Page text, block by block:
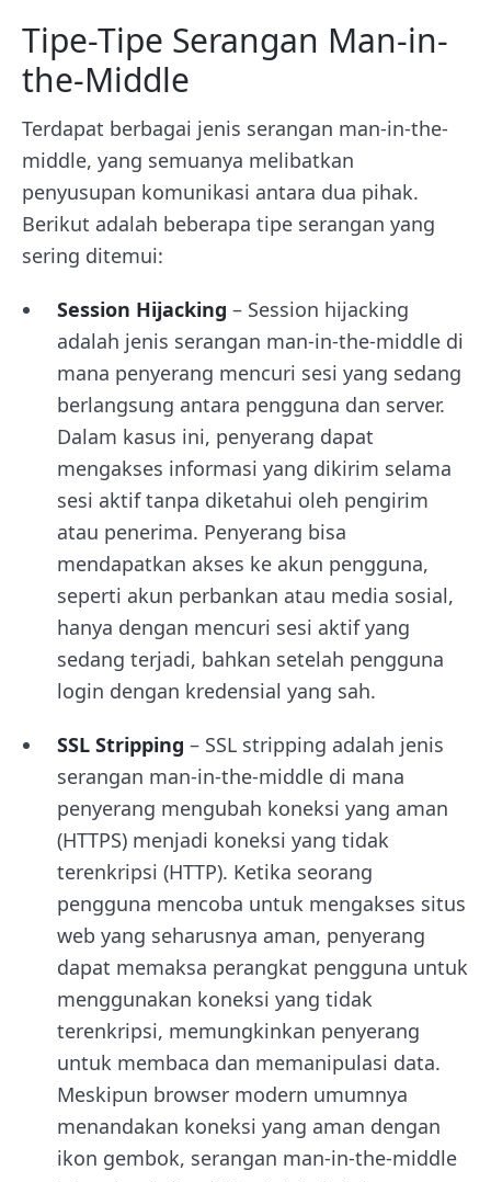
Tipe-Tipe Serangan Man-in-
the-Middle
Terdapat berbagai jenis serangan man-in-the-
middle, yang semuanya melibatkan
penyusupan komunikasi antara dua pihak.
Berikut adalah beberapa tipe serangan yang
sering ditemui:
Session Hijacking – Session hijacking
adalah jenis serangan man-in-the-middle di
mana penyerang mencuri sesi yang sedang
berlangsung antara pengguna dan server.
Dalam kasus ini, penyerang dapat
mengakses informasi yang dikirim selama
sesi aktif tanpa diketahui oleh pengirim
atau penerima. Penyerang bisa
mendapatkan akses ke akun pengguna,
seperti akun perbankan atau media sosial,
hanya dengan mencuri sesi aktif yang
sedang terjadi, bahkan setelah pengguna
login dengan kredensial yang sah.
SSL Stripping – SSL stripping adalah jenis
serangan man-in-the-middle di mana
penyerang mengubah koneksi yang aman
(HTTPS) menjadi koneksi yang tidak
terenkripsi (HTTP). Ketika seorang
pengguna mencoba untuk mengakses situs
web yang seharusnya aman, penyerang
dapat memaksa perangkat pengguna untuk
menggunakan koneksi yang tidak
terenkripsi, memungkinkan penyerang
untuk membaca dan memanipulasi data.
Meskipun browser modern umumnya
menandakan koneksi yang aman dengan
ikon gembok, serangan man-in-the-middle